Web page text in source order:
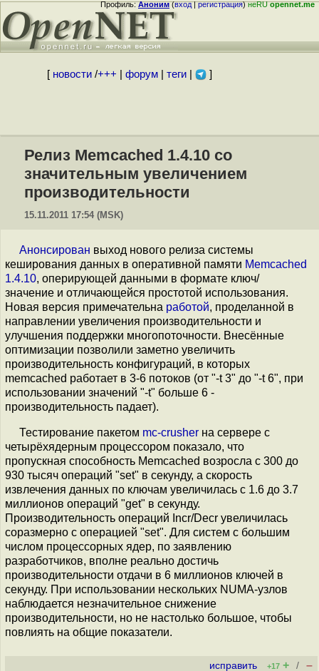
Профиль:Аноним(вход|регистрация)неRUopennet.me
[ новости/+++ форум| теги| ]
Релиз Memcached 1.4.10 со
значительным увеличением
производительности
15.11.2011 17:54 (MSK)
Анонсирован выход нового релиза системы
кеширования данных в оперативной памяти Memcached
1.4.10, оперирующей данными в формате ключ/
значение и отличающейся простотой использования.
Новая версия примечательна работой, проделанной в
направлении увеличения производительности и
улучшения поддержки многопоточности. Внесённые
оптимизации позволили заметно увеличить
производительность конфигураций, в которых
memcached работает в 3-6 потоков (от "-t 3" до "-t 6", при
использовании значений "-t" больше 6 -
производительность падает).
Тестирование пакетом mc-crusher на сервере с
четырёхядерным процессором показало, что
пропускная способность Memcached возросла с 300 до
930 тысяч операций "set" в секунду, а скорость
извлечения данных по ключам увеличилась с 1.6 до 3.7
миллионов операций "get" в секунду.
Производительность операций Incr/Decr увеличилась
соразмерно с операцией "set". Для систем с большим
числом процессорных ядер, по заявлению
разработчиков, вполне реально достичь
производительности отдачи в 6 миллионов ключей в
секунду. При использовании нескольких NUMA-узлов
наблюдается незначительное снижение
производительности, но не настолько большое, чтобы
повлиять на общие показатели.
исправить +17 + / –